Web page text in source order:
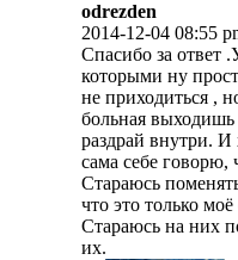
odrezden
2014-12-04 08:55
Спасибо за ответ
которыми ну
не приходиться ,
больная
раздрай внутри. И
сама себе говорю,
Стараюсь
что это только
Стараюсь на них
их.